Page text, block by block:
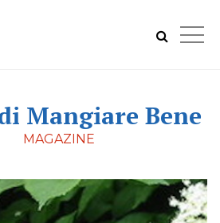
Mangiare Bene
MAGAZINE